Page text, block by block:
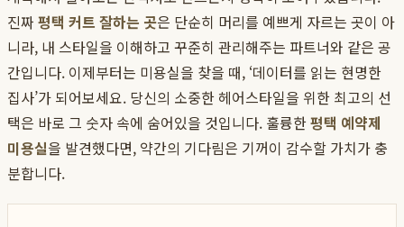
진짜 평택 커트 잘하는 곳은 단순히 머리를 예쁘게 자르는 곳이 아
니라, 내 스타일을 이해하고 꾸준히 관리해주는 파트너와 같은 공
간입니다. 이제부터는 미용실을 찾을 때, ‘데이터를 읽는 현명한
집사’가 되어보세요. 당신의 소중한 헤어스타일을 위한 최고의 선
택은 바로 그 숫자 속에 숨어있을 것입니다. 훌륭한평택 예약제
미용실을 발견했다면, 약간의 기다림은 기꺼이 감수할 가치가 충
분합니다.